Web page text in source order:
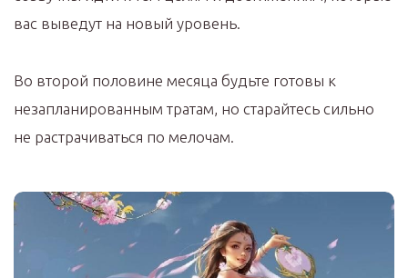
вас выведут на новый уровень.
Во второй половине месяца будьте готовы к
незапланированным тратам, но старайтесь сильно
не растрачиваться по мелочам.